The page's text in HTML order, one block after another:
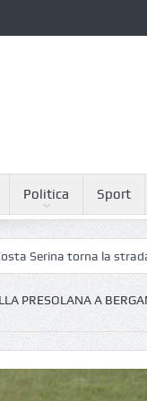
Politica Sport
torna la strada di libri
PRESOLANA A